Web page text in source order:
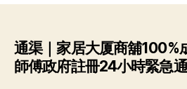
通渠｜家居大厦商舖
師傅政府註冊24小時緊急